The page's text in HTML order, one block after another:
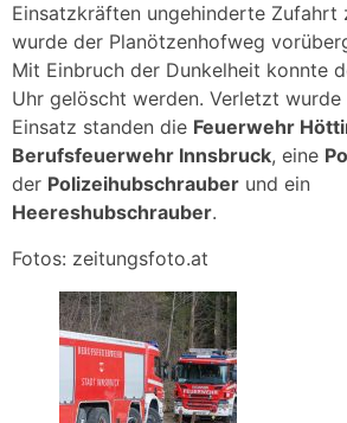
Einsatzkräften ungehinderte Zufahrt
wurde der Planötzenhofweg
Mit Einbruch der Dunkelheit konnte
Uhr gelöscht werden. Verletzt wurde
Einsatz standen die Feuerwehr
Berufsfeuerwehr Innsbruck, eine
der Polizeihubschrauber und ein
Heereshubschrauber.
Fotos: zeitungsfoto.at